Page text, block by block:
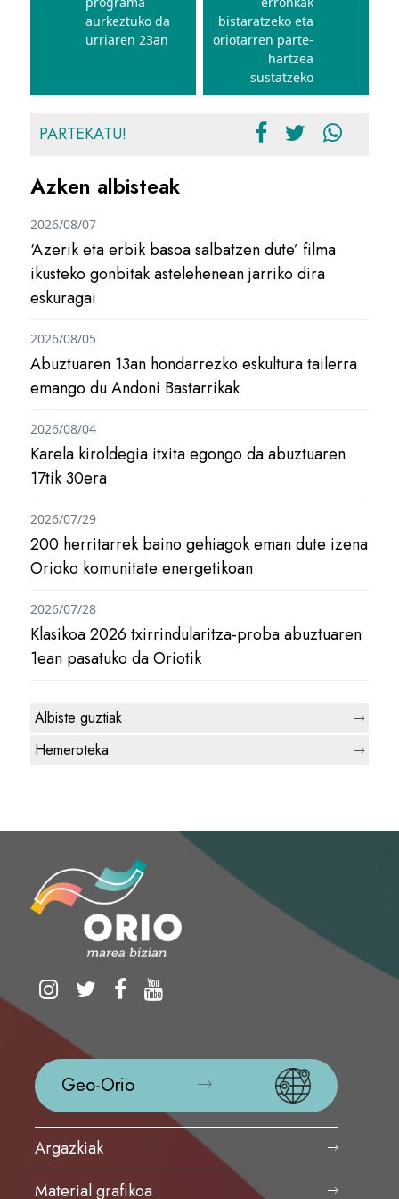
aurkeztuko da
urriaren 23an
bistaratzeko eta
oriotarren ­­­­parte-
hartzea
sustatzeko
PARTEKATU!
Azken albisteak
‘Azerik eta erbik basoa salbatzen dute’ filma
ikusteko gonbitak astelehenean jarriko dira
eskuragai
2026/08/07
Abuztuaren 13an hondarrezko eskultura tailerra
emango du Andoni Bastarrikak
2026/08/05
Karela kiroldegia itxita egongo da abuztuaren
17tik 30era
2026/08/04
200 herritarrek baino gehiagok eman dute izena
Orioko komunitate energetikoan
2026/07/29
Klasikoa 2026 txirrindularitza-proba abuztuaren
1ean pasatuko da Oriotik
2026/07/28
Albiste guztiak
Hemeroteka
Geo-Orio
Argazkiak
Material grafikoa